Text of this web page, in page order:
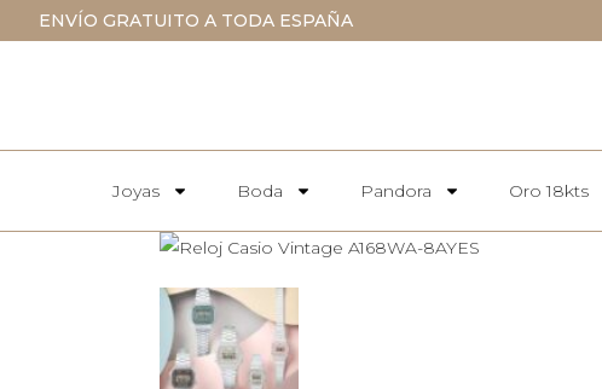
ENVÍO GRATUITO A TODA ESPAÑA
Joyas Boda Pandora Oro 18kts